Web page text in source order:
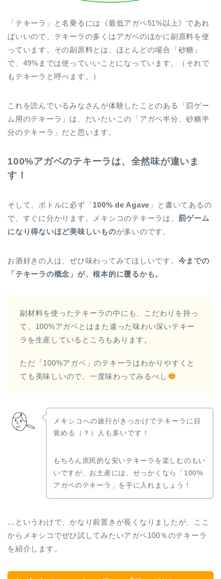
「テキーラ」と名乗るには《最低アガベ51%以上》であれ
ばいいので、テキーラの多くはアガベのほかに副原料を使
っています。その副原料とは、ほとんどの場合「砂糖」
で、49%までは使っていいことになっています。（それで
もテキーラと呼べます。）
これを読んでいるみなさんが体験したことのある「罰ゲー
ム用のテキーラ」は、だいたいこの「アガベ半分、砂糖半
分のテキーラ」だと思います。
100%アガベのテキーラは、全然味が違いま
す！
そして、ボトルに必ず「100% de Agave 」と書いてあるの
で、すぐに分かります。メキシコのテキーラは、 罰ゲーム
になり得ないほど美味しいものが多いのです。
お酒好きの人は、ぜひ味わってみてほしいです。 今までの
「テキーラの概念」が、根本的に覆るかも。
副材料を使ったテキーラの中にも、こだわりを持っ
て、100%アガベとはまた違った味わい深いテキー
ラを生産しているところもあります。
ただ「100%アガベ」のテキーラはわかりやすくと
ても美味しいので、一度味わってみるべし
メキシコへの旅行がきっかけでテキーラに目
覚める（？）人も多いです！
もちろん庶民的な安いテキーラを楽しむのもい
いですが、お土産には、せっかくなら「100%
アガベのテキーラ」を手に入れましょう！
…というわけで、かなり前置きが長くなりましたが、ここ
からメキシコでぜひ試してみたいアガベ100％のテキーラ
を紹介します。